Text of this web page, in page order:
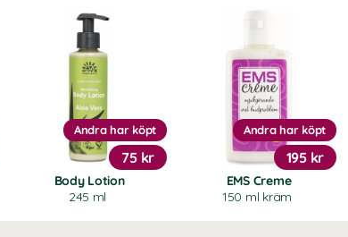
Body Lotion
245 ml
Andra har köpt
75 kr
EMS Creme
150 ml kräm
Andra har köpt
195 kr